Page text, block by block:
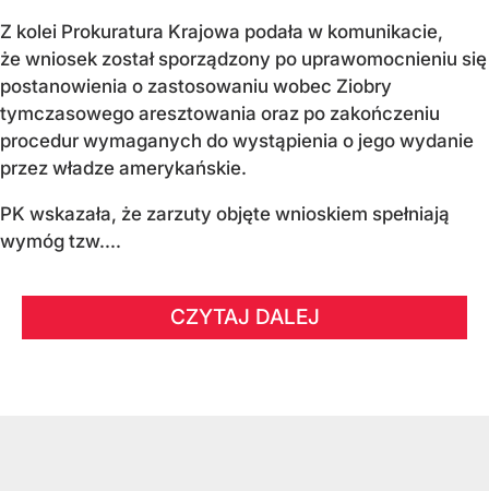
Z kolei Prokuratura Krajowa podała w komunikacie,
że wniosek został sporządzony po uprawomocnieniu się
postanowienia o zastosowaniu wobec Ziobry
tymczasowego aresztowania oraz po zakończeniu
procedur wymaganych do wystąpienia o jego wydanie
przez władze amerykańskie.
PK wskazała, że zarzuty objęte wnioskiem spełniają
wymóg tzw....
CZYTAJ DALEJ